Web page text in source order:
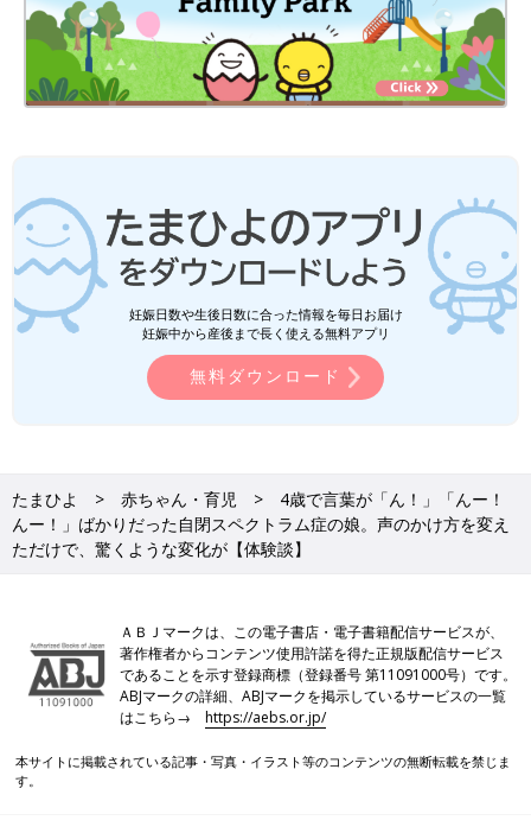
妊娠日数や生後日数に合った情報を毎日お届け
妊娠中から産後まで長く使える無料アプリ
無料ダウンロード
たまひよ 赤ちゃん・育児
4歳で言葉が「ん！」「んー！
んー！」ばかりだった自閉スペクトラム症の娘。声のかけ方を変え
ただけで、驚くような変化が【体験談】
ＡＢＪマークは、この電子書店・電子書籍配信サービスが、
著作権者からコンテンツ使用許諾を得た正規版配信サービス
であることを示す登録商標（登録番号 第11091000号）です。
ABJマークの詳細、ABJマークを掲示しているサービスの一覧
はこちら→https://aebs.or.jp/
本サイトに掲載されている記事・写真・イラスト等のコンテンツの無断転載を禁じま
す。